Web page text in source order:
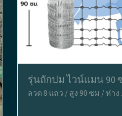
รุ่นถักปม ไวน์แมน 90
ลวด 8 แถว / สูง 90 ซม / ห่าง